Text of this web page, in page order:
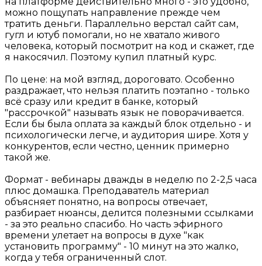
можно пощупать направление прежде чем
тратить деньги. Параллельно верстал сайт сам,
гугл и ютуб помогали, но не хватало живого
человека, который посмотрит на код и скажет, где
я накосячил. Поэтому купил платный курс.
По цене: на мой взгляд, дороговато. Особенно
раздражает, что нельзя платить поэтапно - только
всё сразу или кредит в банке, который
"рассрочкой" называть язык не поворачивается.
Если бы была оплата за каждый блок отдельно - и
психологически легче, и аудитория шире. Хотя у
конкурентов, если честно, ценник примерно
такой же.
Формат - вебинары дважды в неделю по 2-2,5 часа
плюс домашка. Преподаватель материал
объясняет понятно, на вопросы отвечает,
разбирает нюансы, делится полезными ссылками
- за это реально спасибо. Но часть эфирного
времени улетает на вопросы в духе "как
установить программу" - 10 минут на это жалко,
когда у тебя ограниченный слот.